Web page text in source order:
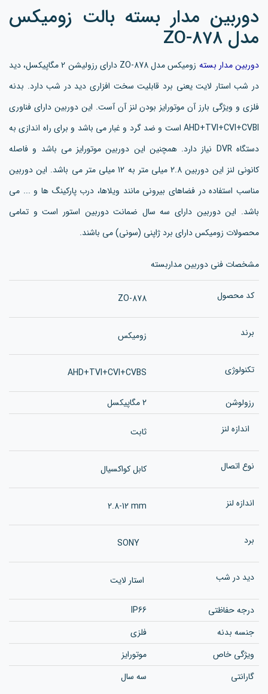
دوربین مدار بسته بالت زومیکس
مدل ZO-878
دوربین مدار بسته
زومیکس مدل ZO-878 دارای رزولیشن 2 مگاپیکسل، دید
در شب استار لایت یعنی برد قابلیت سخت افزاری دید در شب دارد. بدنه
فلزی و ویژگی بارز آن موتورایز بودن لنز آن آست. این دوربین دارای فناوری
AHD+TVI+CVI+CVBI است و ضد گرد و غبار می باشد و برای راه اندازی به
دستگاه DVR نیاز دارد. همچنین این دوربین موتورایز می باشد و فاصله
کانونی لنز این دوربین 2.8 میلی متر به 12 میلی متر می باشد. این دوربین
مناسب استفاده در فضاهای بیرونی مانند ویلاها، درب پارکینگ ها و ... می
باشد. این دوربین دارای سه سال ضمانت دوربین استور است و تمامی
محصولات زومیکس دارای برد ژاپنی (سونی) می باشند.
مشخصات فنی دوربین مداربسته
کد محصول ZO-878
برند زومیکس
تکنولوژی AHD+TVI+CVI+CVBS
رزولوشن
2 مگاپیکسل
اندازه لنز
ثابت
نوع اتصال کابل کواکسیال
اندازه لنز 2.8-12 mm
برد
دید در شب استار لایت
درجه حفاظتی
IP66
جنسه بدنه
فلزی
ویژگی خاص
موتورایز
گارانتی
سه سال